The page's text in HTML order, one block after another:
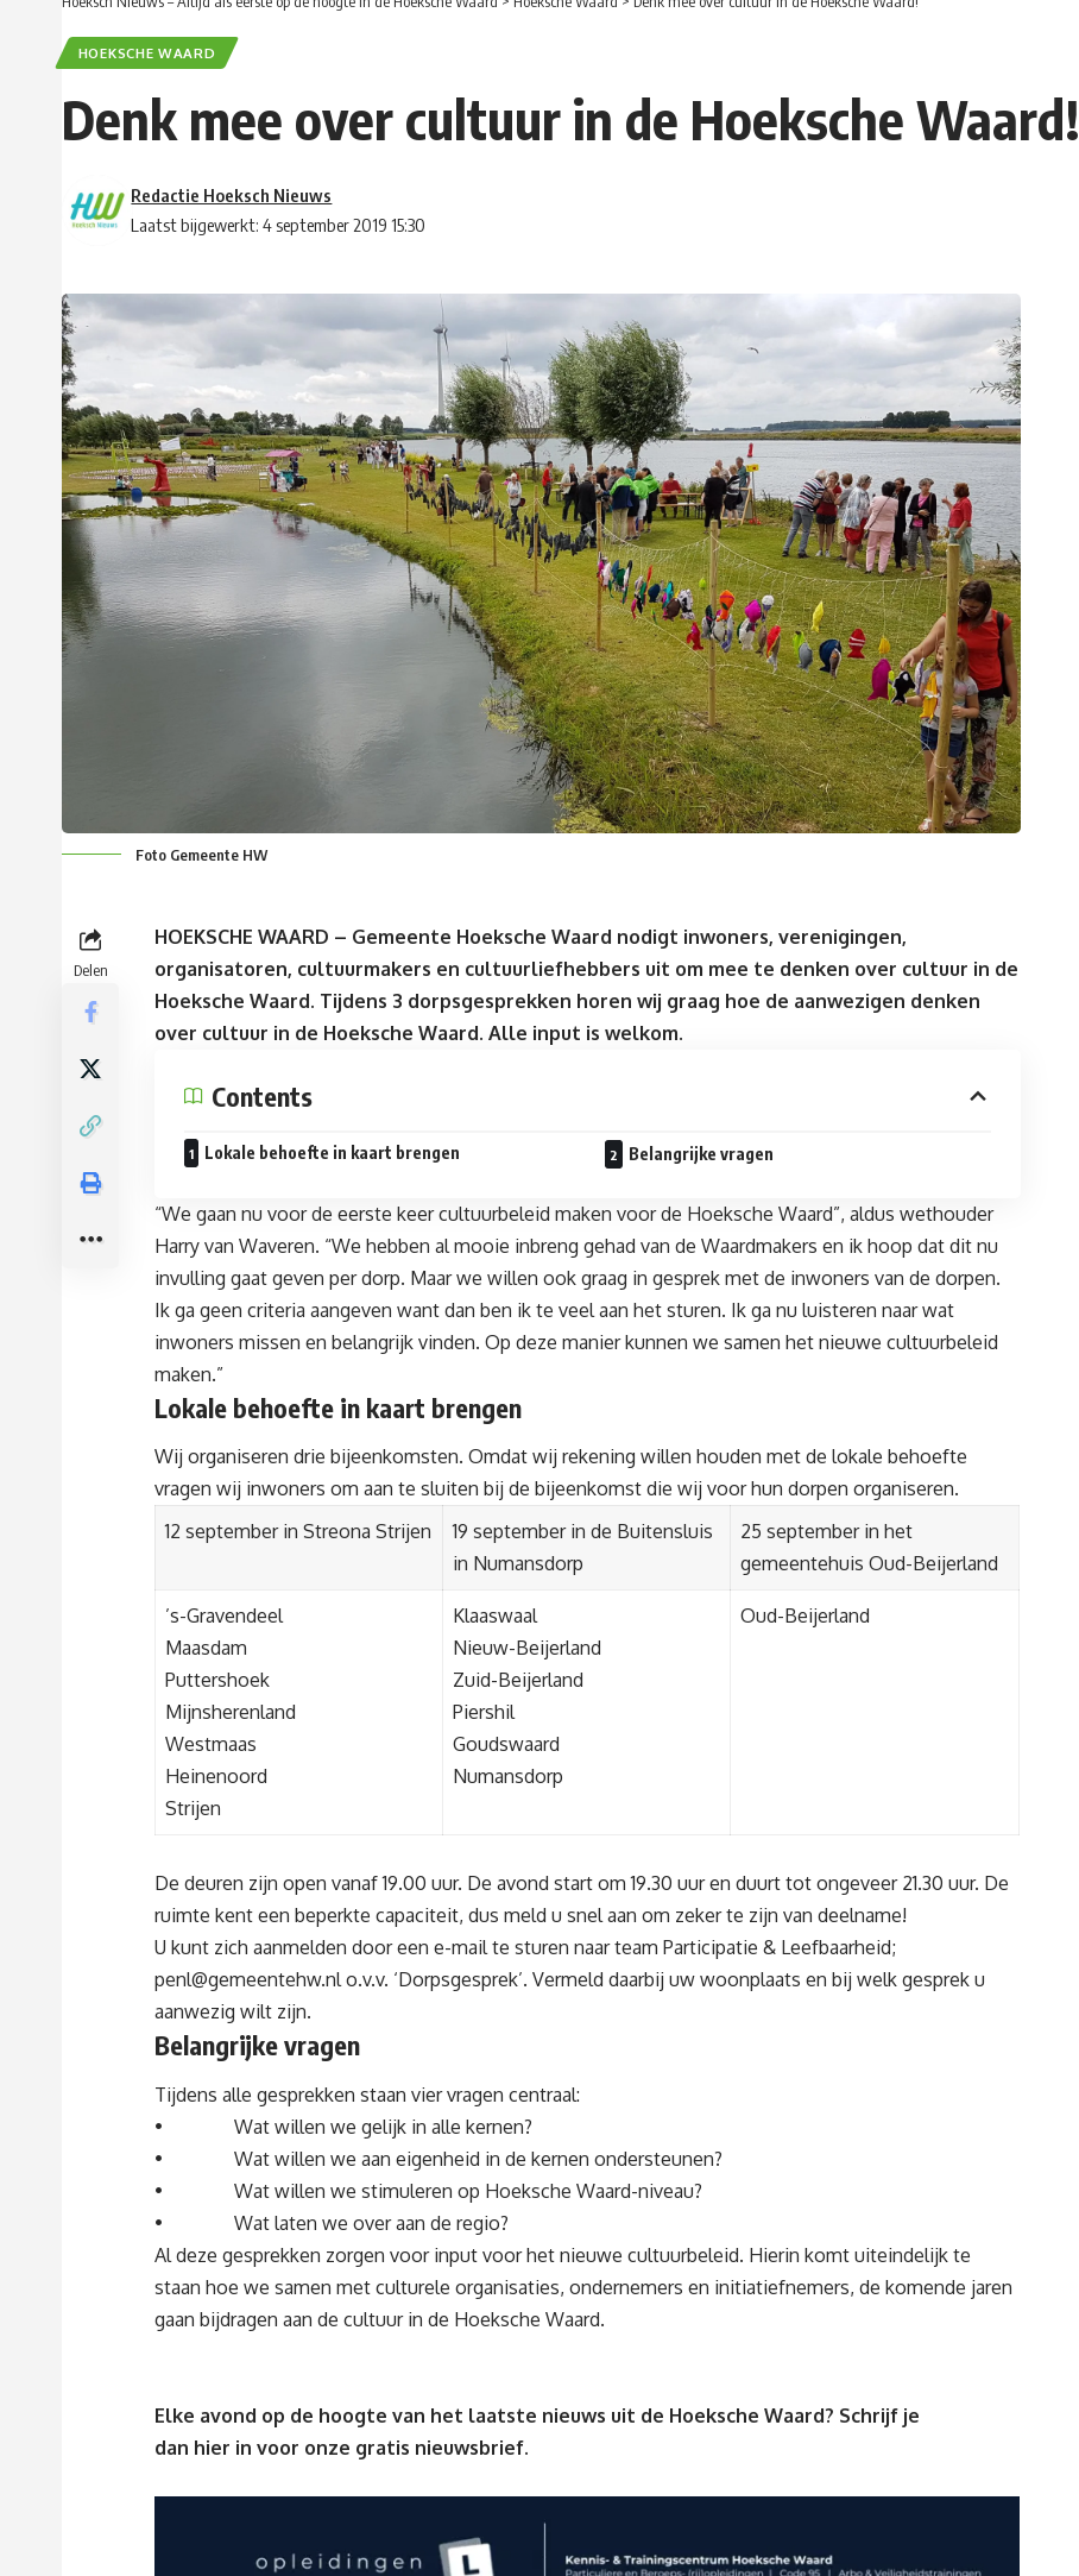
HOEKSCHE WAARD
Denk mee over cultuur in de Hoeksche Waard!
Laatst bijgewerkt: 4 september 2019 15:30
Redactie Hoeksch Nieuws
Foto Gemeente HW
Delen
HOEKSCHE WAARD – Gemeente Hoeksche Waard nodigt inwoners, verenigingen,
organisatoren, cultuurmakers en cultuurliefhebbers uit om mee te denken over cultuur in de
Hoeksche Waard. Tijdens 3 dorpsgesprekken horen wij graag hoe de aanwezigen denken
over cultuur in de Hoeksche Waard. Alle input is welkom.
Contents
Lokale behoefte in kaart brengen Belangrijke vragen
“We gaan nu voor de eerste keer cultuurbeleid maken voor de Hoeksche Waard”, aldus wethouder
Harry van Waveren. “We hebben al mooie inbreng gehad van de Waardmakers en ik hoop dat dit nu
invulling gaat geven per dorp. Maar we willen ook graag in gesprek met de inwoners van de dorpen.
Ik ga geen criteria aangeven want dan ben ik te veel aan het sturen. Ik ga nu luisteren naar wat
inwoners missen en belangrijk vinden. Op deze manier kunnen we samen het nieuwe cultuurbeleid
maken.”
Lokale behoefte in kaart brengen
Wij organiseren drie bijeenkomsten. Omdat wij rekening willen houden met de lokale behoefte
vragen wij inwoners om aan te sluiten bij de bijeenkomst die wij voor hun dorpen organiseren.
12 september in Streona Strijen
19 september in de Buitensluis
in Numansdorp
25 september in het
gemeentehuis Oud-Beijerland
’s-Gravendeel
Maasdam
Puttershoek
Mijnsherenland
Westmaas
Heinenoord
Strijen
Klaaswaal
Nieuw-Beijerland
Zuid-Beijerland
Piershil
Goudswaard
Numansdorp
Oud-Beijerland
De deuren zijn open vanaf 19.00 uur. De avond start om 19.30 uur en duurt tot ongeveer 21.30 uur. De
ruimte kent een beperkte capaciteit, dus meld u snel aan om zeker te zijn van deelname!
U kunt zich aanmelden door een e-mail te sturen naar team Participatie & Leefbaarheid;
penl@gemeentehw.nlo.v.v. ‘Dorpsgesprek’. Vermeld daarbij uw woonplaats en bij welk gesprek u
aanwezig wilt zijn.
Belangrijke vragen
Tijdens alle gesprekken staan vier vragen centraal:
• Wat willen we gelijk in alle kernen?
• Wat willen we aan eigenheid in de kernen ondersteunen?
• Wat willen we stimuleren op Hoeksche Waard-niveau?
• Wat laten we over aan de regio?
Al deze gesprekken zorgen voor input voor het nieuwe cultuurbeleid. Hierin komt uiteindelijk te
staan hoe we samen met culturele organisaties, ondernemers en initiatiefnemers, de komende jaren
gaan bijdragen aan de cultuur in de Hoeksche Waard.
Elke avond op de hoogte van het laatste nieuws uit de Hoeksche Waard? Schrijf je
dan hier in voor onze gratis nieuwsbrief.